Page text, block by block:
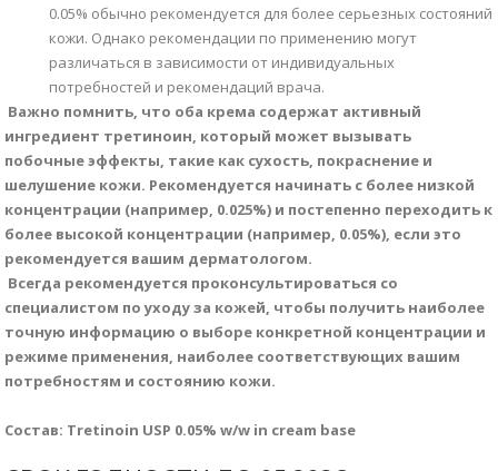
0.05% обычно рекомендуется для более серьезных состояний
кожи. Однако рекомендации по применению могут
различаться в зависимости от индивидуальных
потребностей и рекомендаций врача.
Важно помнить, что оба крема содержат активный
ингредиент третиноин, который может вызывать
побочные эффекты, такие как сухость, покраснение и
шелушение кожи. Рекомендуется начинать с более низкой
концентрации (например, 0.025%) и постепенно переходить к
более высокой концентрации (например, 0.05%), если это
рекомендуется вашим дерматологом.
Всегда рекомендуется проконсультироваться со
специалистом по уходу за кожей, чтобы получить наиболее
точную информацию о выборе конкретной концентрации и
режиме применения, наиболее соответствующих вашим
потребностям и состоянию кожи.
Состав: Tretinoin USP 0.05% w/w in cream base